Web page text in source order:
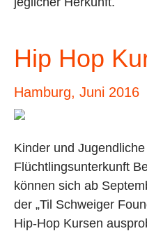
Hip Hop
Hamburg, Juni 2016
Kinder und
Flüchtlingsunterkunft
können sich ab
der „Til Schweiger
Hip-Hop Kursen